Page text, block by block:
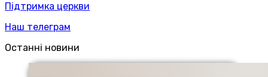
Підтримка церкви
Наш телеграм
Останні новини